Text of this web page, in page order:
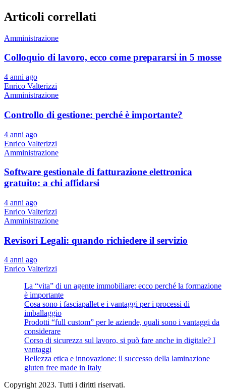
Articoli correllati
Amministrazione
Colloquio di lavoro, ecco come prepararsi in 5 mosse
4 anni ago
Enrico Valterizzi
Amministrazione
Controllo di gestione: perché è importante?
4 anni ago
Enrico Valterizzi
Amministrazione
Software gestionale di fatturazione elettronica
gratuito: a chi affidarsi
4 anni ago
Enrico Valterizzi
Amministrazione
Revisori Legali: quando richiedere il servizio
4 anni ago
Enrico Valterizzi
La “vita” di un agente immobiliare: ecco perché la formazione
è importante
Cosa sono i fasciapallet e i vantaggi per i processi di
imballaggio
Prodotti “full custom” per le aziende, quali sono i vantaggi da
considerare
Corso di sicurezza sul lavoro, si può fare anche in digitale? I
vantaggi
Bellezza etica e innovazione: il successo della laminazione
gluten free made in Italy
Copyright 2023. Tutti i diritti riservati.